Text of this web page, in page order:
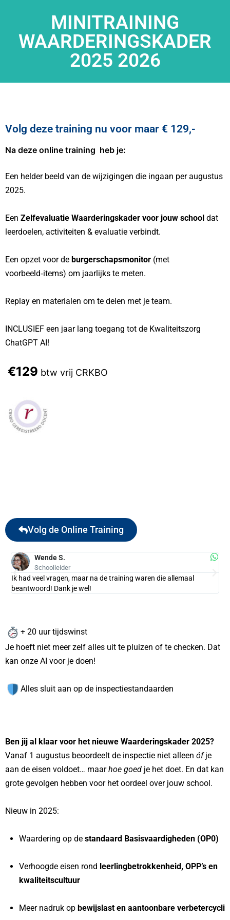
MINITRAINING
WAARDERINGSKADER
2025 2026
Volg deze training nu voor maar € 129,-
Na deze online training heb je:
Een helder beeld van de wijzigingen die ingaan per augustus
2025.
Een Zelfevaluatie Waarderingskader voor jouw school dat
leerdoelen, activiteiten & evaluatie verbindt.
Een opzet voor de burgerschapsmonitor (met
voorbeeld‑items) om jaarlijks te meten.
Replay en materialen om te delen met je team.
INCLUSIEF een jaar lang toegang tot de Kwaliteitszorg
ChatGPT AI!
€129 btw vrij CRKBO
Volg de Online Training
Wende S.
Schoolleider
Ik had veel vragen, maar na de training waren die allemaal
beantwoord! Dank je wel!
+ 20 uur tijdswinst
Je hoeft niet meer zelf alles uit te pluizen of te checken. Dat
kan onze AI voor je doen!
Alles sluit aan op de inspectiestandaarden
Ben jij al klaar voor het nieuwe Waarderingskader 2025?
Vanaf 1 augustus beoordeelt de inspectie niet alleen ófje
aan de eisen voldoet… maarhoe goed je het doet. En dat kan
grote gevolgen hebben voor het oordeel over jouw school.
Nieuw in 2025:
Waardering op de standaard Basisvaardigheden (OP0)
Verhoogde eisen rond leerlingbetrokkenheid, OPP’s en
kwaliteitscultuur
Meer nadruk op bewijslast en aantoonbare verbetercycli